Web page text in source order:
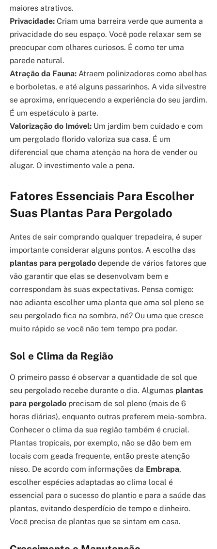
maiores atrativos.
Privacidade: Criam uma barreira verde que aumenta a
privacidade do seu espaço. Você pode relaxar sem se
preocupar com olhares curiosos. É como ter uma
parede natural.
Atração da Fauna: Atraem polinizadores como abelhas
e borboletas, e até alguns passarinhos. A vida silvestre
se aproxima, enriquecendo a experiência do seu jardim.
É um espetáculo à parte.
Valorização do Imóvel: Um jardim bem cuidado e com
um pergolado florido valoriza sua casa. É um
diferencial que chama atenção na hora de vender ou
alugar. O investimento vale a pena.
Fatores Essenciais Para Escolher
Suas Plantas Para Pergolado
Antes de sair comprando qualquer trepadeira, é super
importante considerar alguns pontos. A escolha das
plantas para pergolado depende de vários fatores que
vão garantir que elas se desenvolvam bem e
correspondam às suas expectativas. Pensa comigo:
não adianta escolher uma planta que ama sol pleno se
seu pergolado fica na sombra, né? Ou uma que cresce
muito rápido se você não tem tempo pra podar.
Sol e Clima da Região
O primeiro passo é observar a quantidade de sol que
seu pergolado recebe durante o dia. Algumas plantas
para pergolado precisam de sol pleno (mais de 6
horas diárias), enquanto outras preferem meia-sombra.
Conhecer o clima da sua região também é crucial.
Plantas tropicais, por exemplo, não se dão bem em
locais com geada frequente, então preste atenção
nisso. De acordo com informações da Embrapa,
escolher espécies adaptadas ao clima local é
essencial para o sucesso do plantio e para a saúde das
plantas, evitando desperdício de tempo e dinheiro.
Você precisa de plantas que se sintam em casa.